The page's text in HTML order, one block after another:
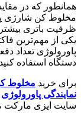
همانطور که در
مخلوط کن شارژی
ظرفیت باتری
یکی از مهم‌ترین
پاورولوژی تعداد
دستگاه استفاده
برای خرید مخلوط
نمایندگی پاورولوژی
سایت ایزی مارکت